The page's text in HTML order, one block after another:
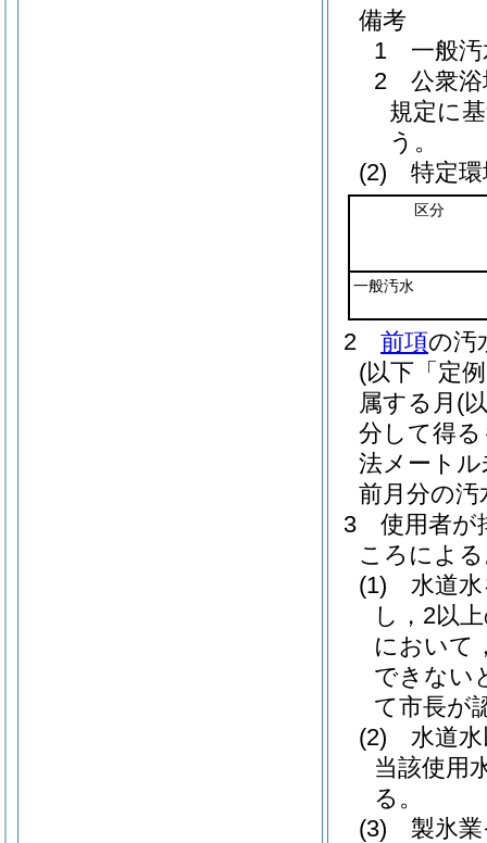
備考
1 一般汚
2 公衆浴
規定に
う。
(2)
特定
区分
一般汚水
2 前項の汚
(以下「定
属する月 (
分して得
法メート
前月分の
3
使用者が
ころによ
(1)
水道
し，2以
において
できない
て市長が
(2)
水道
当該使用
る。
(3)
製氷